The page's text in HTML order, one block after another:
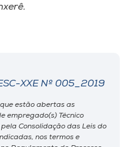
XXE Nº 005_2019
estão abertas as
empregado(s) Técnico
Consolidação das Leis do
nos termos e